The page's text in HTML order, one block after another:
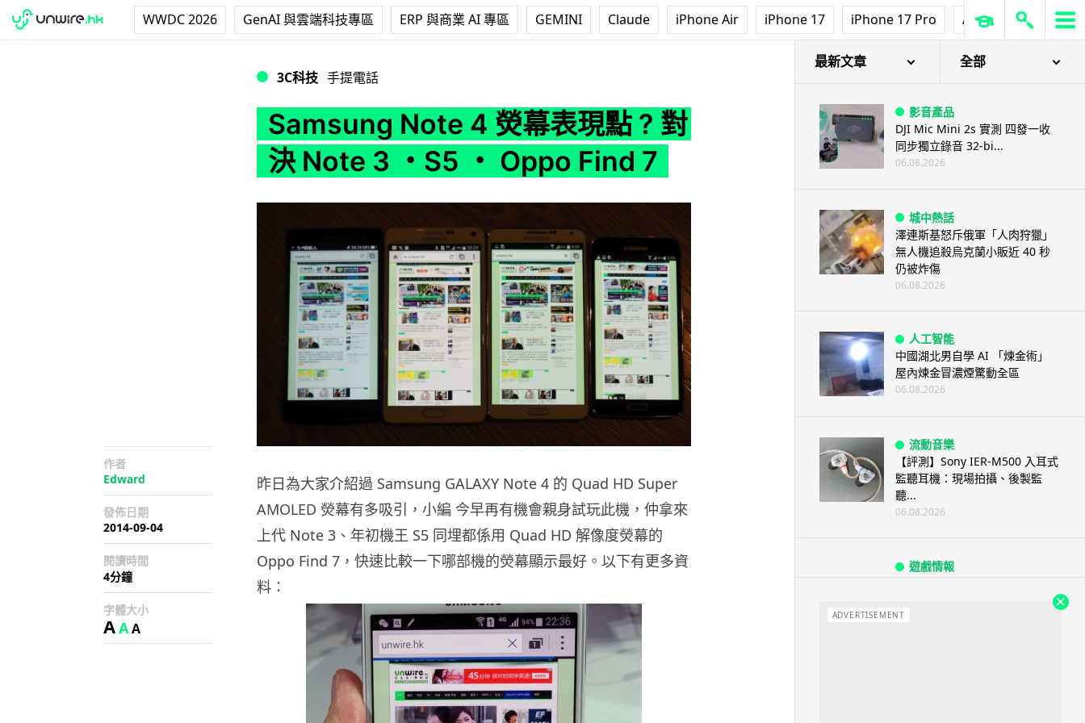
WWDC 2026 GenAI 與雲端科技專區 ERP 與商業 AI 專區 GEMINI Claude iPhone Air iPhone 17 iPhone 17 Pro AirPods Pro 3
3C科技 手提電話
Samsung Note 4 熒幕表現點 ? 對
決 Note 3 ・S5 ・ Oppo Find 7
作者
Edward
發佈日期
2014-09-04
閱讀時間
4分鐘
字體大小
AAA
昨日為大家介紹過 Samsung GALAXY Note 4 的 Quad HD Super
AMOLED 熒幕有多吸引，小編 今早再有機會親身試玩此機，仲拿來
上代 Note 3、年初機王 S5 同埋都係用 Quad HD 解像度熒幕的
Oppo Find 7，快速比較一下哪部機的熒幕顯示最好。以下有更多資
料：
最新文章 全部
影音產品
DJI Mic Mini 2s 實測 四發一收
同步獨立錄音 32-bi...
06.08.2026
城中熱話
澤連斯基怒斥俄軍「人肉狩獵」
無人機追殺烏克蘭小販近 40 秒
仍被炸傷
06.08.2026
人工智能
中國湖北男自學 AI 「煉金術」
屋內煉金冒濃煙驚動全區
06.08.2026
流動音樂
【評測】Sony IER-M500 入耳式
監聽耳機：現場拍攝、後製監
聽...
06.08.2026
遊戲情報
「烏拉特克的詛咒」專訪：巢穴
不為提高世...
ADVERTISEMENT